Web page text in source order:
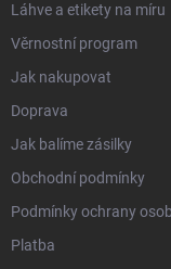
Láhve a etikety na míru
Věrnostní program
Jak nakupovat
Doprava
Jak balíme zásilky
Obchodní podmínky
Podmínky ochrany
Platba